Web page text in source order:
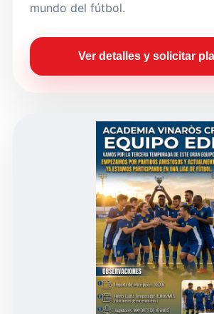
mundo del fútbol.
Ver detalles y solicitar